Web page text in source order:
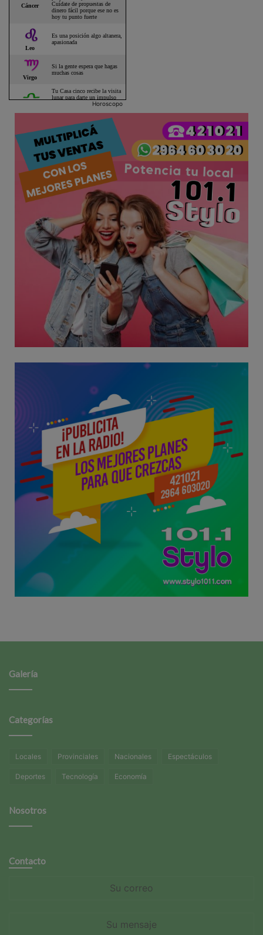
Horoscopo
Galería
Categorías
Locales Provinciales Nacionales Espectáculos
Deportes Tecnología Economía
Nosotros
Contacto